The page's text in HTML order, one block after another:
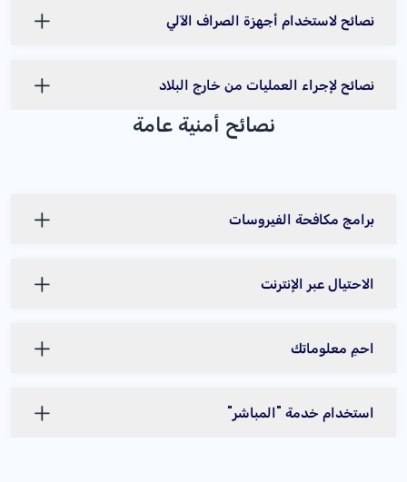
نصائح لاستخدام أجهزة الصراف الآلي
نصائح لإجراء العمليات من خارج البلاد
نصائح أمنية عامة
برامج مكافحة الفيروسات
الاحتيال عبر الإنترنت
احمِ معلوماتك
استخدام خدمة "المباشر"